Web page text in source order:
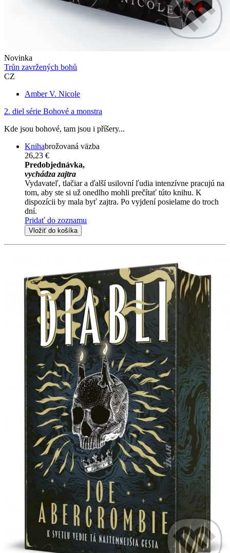
Novinka
Trůn zavržených bohů
CZ
Amber V. Nicole
2. diel série Bohové a monstra
Kde jsou bohové, tam jsou i příšery...
Knihabrožovaná väzba
26,23 €
Predobjednávka,
vychádza zajtra
Vydavateľ, tlačiar a ďalší usilovní ľudia intenzívne pracujú na
tom, aby ste si už onedlho mohli prečítať túto knihu. K
dispozícii by mala byť zajtra. Po vyjdení posielame do troch
dní.
Pridať do zoznamu
Vložiť do košíka